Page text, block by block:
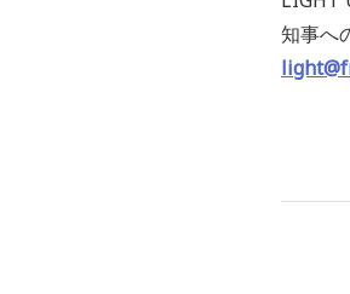
知事へ